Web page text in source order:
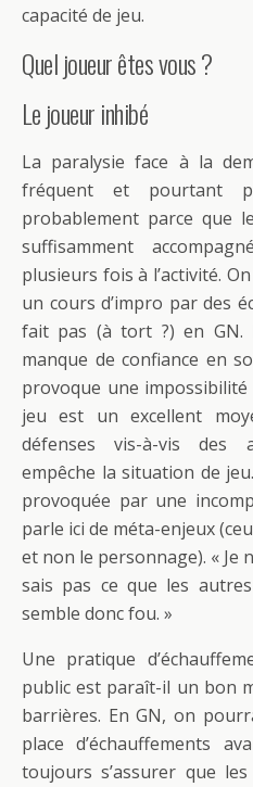
capacité de jeu.
Quel joueur êtes vous ?
Le joueur inhibé
La paralysie face à la
fréquent et pourtant
probablement parce que
suffisamment
plusieurs fois à l’activité.
un cours d’impro par des
fait pas (à tort ?) en GN.
manque de confiance en
provoque une impossibilité
jeu est un excellent
défenses vis-à-vis des
empêche la situation de
provoquée par une
parle ici de méta-enjeux
et non le personnage). « Je
sais pas ce que les
semble donc fou. »
Une pratique
public est paraît-il un bon
barrières. En GN, on
place d’échauffements
toujours s’assurer que